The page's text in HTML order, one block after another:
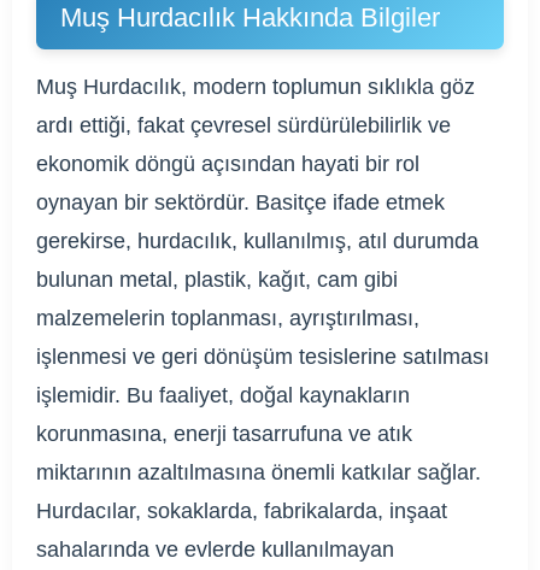
Muş Hurdacılık Hakkında Bilgiler
Muş Hurdacılık, modern toplumun sıklıkla göz
ardı ettiği, fakat çevresel sürdürülebilirlik ve
ekonomik döngü açısından hayati bir rol
oynayan bir sektördür. Basitçe ifade etmek
gerekirse, hurdacılık, kullanılmış, atıl durumda
bulunan metal, plastik, kağıt, cam gibi
malzemelerin toplanması, ayrıştırılması,
işlenmesi ve geri dönüşüm tesislerine satılması
işlemidir. Bu faaliyet, doğal kaynakların
korunmasına, enerji tasarrufuna ve atık
miktarının azaltılmasına önemli katkılar sağlar.
Hurdacılar, sokaklarda, fabrikalarda, inşaat
sahalarında ve evlerde kullanılmayan